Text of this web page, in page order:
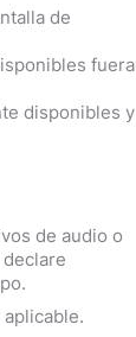
de
fuera
disponibles y
de audio o